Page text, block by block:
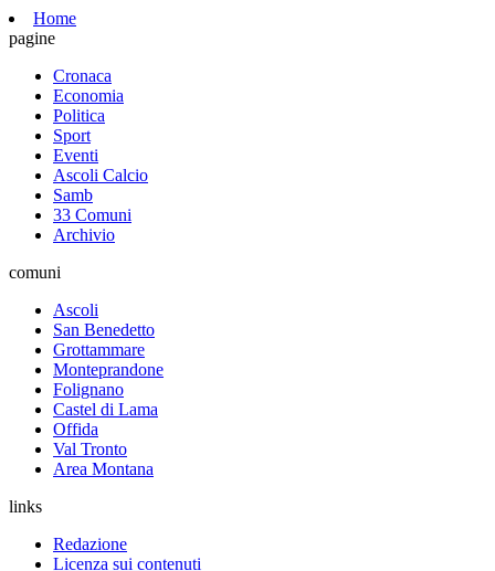
Home
pagine
Cronaca
Economia
Politica
Sport
Eventi
Ascoli Calcio
Samb
33 Comuni
Archivio
comuni
Ascoli
San Benedetto
Grottammare
Monteprandone
Folignano
Castel di Lama
Offida
Val Tronto
Area Montana
links
Redazione
Licenza sui contenuti